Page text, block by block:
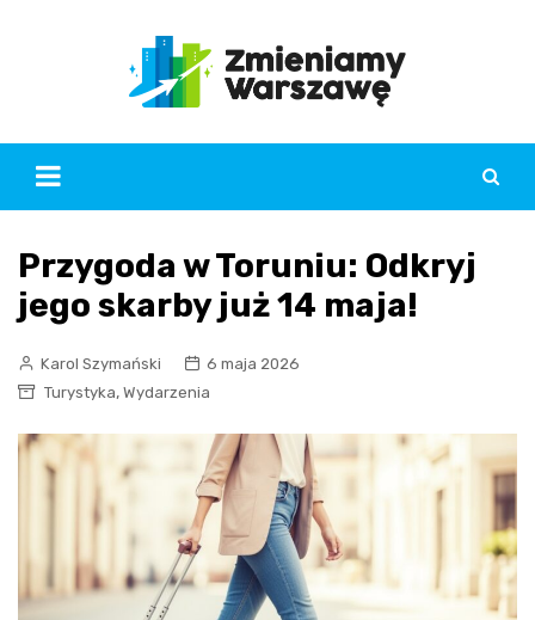
Przygoda w Toruniu: Odkryj
jego skarby już 14 maja!
Karol Szymański
6 maja 2026
Turystyka, Wydarzenia